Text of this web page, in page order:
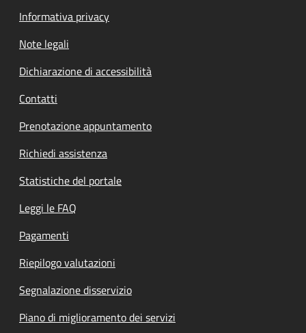
Informativa privacy
Note legali
Dichiarazione di accessibilità
Contatti
Prenotazione appuntamento
Richiedi assistenza
Statistiche del portale
Leggi le FAQ
Pagamenti
Riepilogo valutazioni
Segnalazione disservizio
Piano di miglioramento dei servizi